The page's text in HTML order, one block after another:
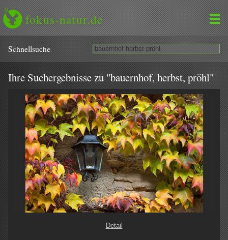
fokus-natur.de
Schnell­suche
Ihre Suchergebnisse zu "bauernhof, herbst, pröhl"
Detail